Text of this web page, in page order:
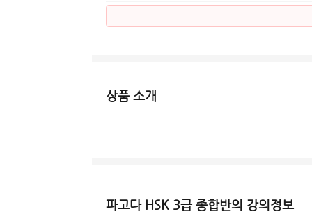
상품 소개
파고다 HSK 3급 종합반의 강의정보